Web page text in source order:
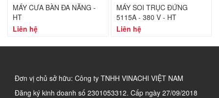
MÁY CƯA BÀN ĐA NĂNG -
HT
Liên hệ
MÁY SOI TRỤC ĐỨNG
5115A - 380 V - HT
Liên hệ
Đơn vị chủ sở hữu: Công ty TNHH VINACHI VIỆT NAM
Đăng ký kinh doanh số 2301053312. Cấp ngày 27/09/2018